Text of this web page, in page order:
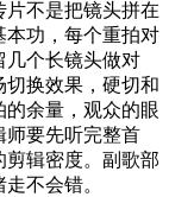
不是把镜头拼在
本功，每个重拍对
几个长镜头做对
切换效果，硬切和
余量，观众的眼
师要先听完整首
辑密度。副歌部
不会错。